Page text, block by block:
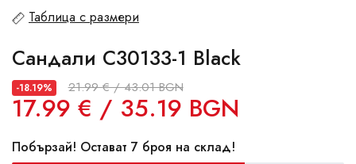
Таблица с размери
Сандали C30133-1 Black
-18.19% 21.99 € / 43.01 BGN
17.99 € / 35.19 BGN
Побързай! Остават 7 броя на склад!